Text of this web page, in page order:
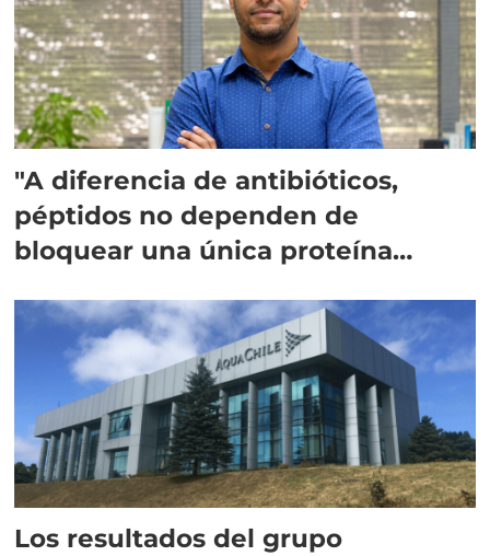
"A diferencia de antibióticos,
péptidos no dependen de
bloquear una única proteína
Los resultados del grupo